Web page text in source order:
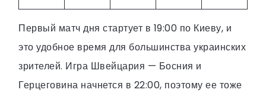
Первый матч дня стартует в 19:00 по Киеву, и
это удобное время для большинства украинских
зрителей. Игра Швейцария — Босния и
Герцеговина начнется в 22:00, поэтому ее тоже